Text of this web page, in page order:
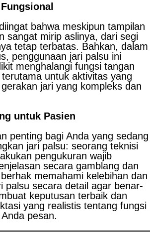
bahwa meskipun tampilan
sangat mirip aslinya, dari segi
tetap terbatas. Bahkan, dalam
penggunaan jari palsu ini
menghalangi fungsi tangan
untuk aktivitas yang
jari yang kompleks dan
untuk Pasien
penting bagi Anda yang sedang
jari palsu: seorang teknisi
pengukuran wajib
secara gamblang dan
memahami kelebihan dan
palsu secara detail agar benar-
keputusan terbaik dan
yang realistis tentang fungsi
pesan.